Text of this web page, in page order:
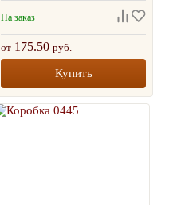
На заказ
от 175.50руб.
Купить